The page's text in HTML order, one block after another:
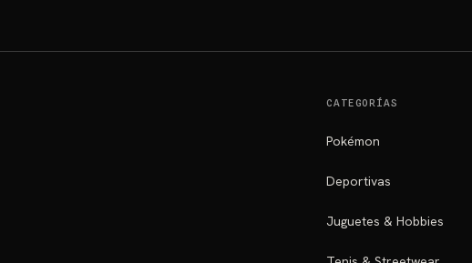
CATEGORÍAS
Pokémon
Deportivas
Juguetes & Hobbies